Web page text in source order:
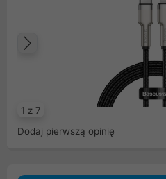
1 z 7
Dodaj pierwszą opinię